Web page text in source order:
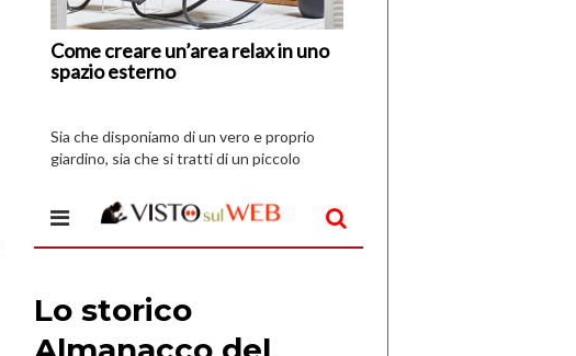
Come creare un’area relax in uno
spazio esterno
Sia che disponiamo di un vero e proprio
giardino, sia che si tratti di un piccolo